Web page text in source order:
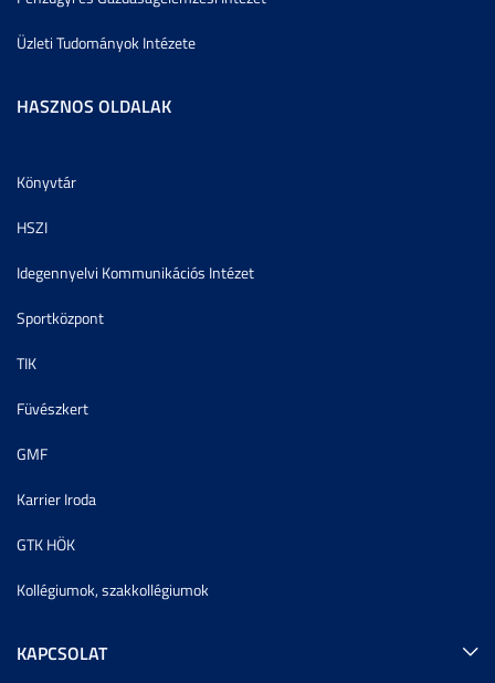
Üzleti Tudományok Intézete
HASZNOS OLDALAK
Könyvtár
HSZI
Idegennyelvi Kommunikációs Intézet
Sportközpont
TIK
Füvészkert
GMF
Karrier Iroda
GTK HÖK
Kollégiumok, szakkollégiumok
KAPCSOLAT